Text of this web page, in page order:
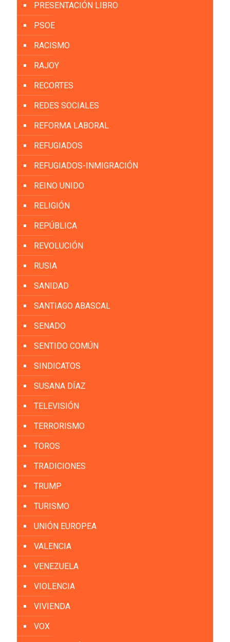
PRESENTACIÓN LIBRO
PSOE
RACISMO
RAJOY
RECORTES
REDES SOCIALES
REFORMA LABORAL
REFUGIADOS
REFUGIADOS-INMIGRACIÓN
REINO UNIDO
RELIGIÓN
REPÚBLICA
REVOLUCIÓN
RUSIA
SANIDAD
SANTIAGO ABASCAL
SENADO
SENTIDO COMÚN
SINDICATOS
SUSANA DÍAZ
TELEVISIÓN
TERRORISMO
TOROS
TRADICIONES
TRUMP
TURISMO
UNIÓN EUROPEA
VALENCIA
VENEZUELA
VIOLENCIA
VIVIENDA
VOX